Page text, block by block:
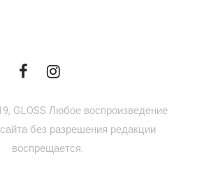
GLOSS Любое воспроизведение
без разрешения редакции
воспрещается.